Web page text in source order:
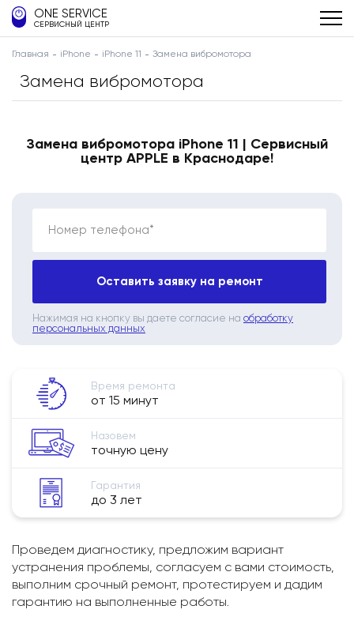
ONE SERVICE
СЕРВИСНЫЙ ЦЕНТР
Главная iPhone iPhone 11 Замена вибромотора
Замена вибромотора
Замена вибромотора iPhone 11 | Сервисный
центр APPLE в Краснодаре!
Номер телефона*
Оставить заявку на ремонт
Нажимая на кнопку вы даете согласие на обработку
персональных данных
Время ремонта
от 15 минут
Назовем
точную цену
Гарантия
до 3 лет
Проведем диагностику, предложим вариант
устранения проблемы, согласуем с вами стоимость,
выполним срочный ремонт, протестируем и дадим
гарантию на выполненные работы.